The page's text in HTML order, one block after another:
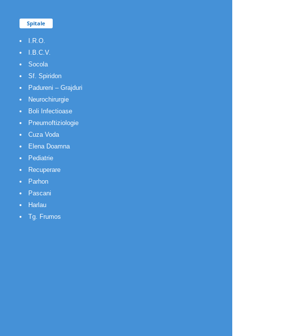
Spitale
I.R.O.
I.B.C.V.
Socola
Sf. Spiridon
Padureni – Grajduri
Neurochirurgie
Boli Infectioase
Pneumoftiziologie
Cuza Voda
Elena Doamna
Pediatrie
Recuperare
Parhon
Pascani
Harlau
Tg. Frumos